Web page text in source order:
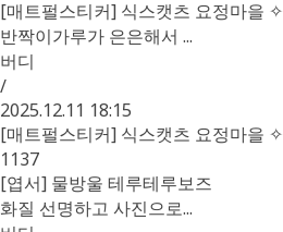
[매트펄스티커] 식스캣츠 요정마을 ✧
반짝이가루가 은은해서 ...
버디
/
2025.12.11 18:15
[매트펄스티커] 식스캣츠 요정마을 ✧
1137
[엽서] 물방울 테루테루보즈
화질 선명하고 사진으로...